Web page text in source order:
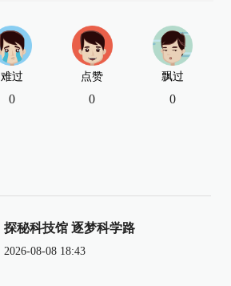
难过
0
点赞
0
飘过
0
探秘科技馆 逐梦科学路
2026-08-08 18:43